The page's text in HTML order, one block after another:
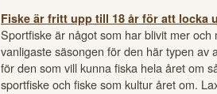
Fiske är fritt upp till 18 år för att locka
Sportfiske är något som har blivit mer
vanligaste säsongen för den här typen av
för den som vill kunna fiska hela året om
sportfiske och fiske som kultur året om.